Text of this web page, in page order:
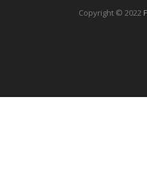
Copyright © 2022